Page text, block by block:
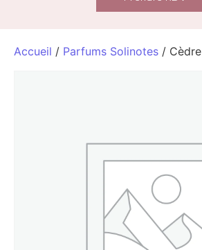
Accueil / Parfums Solinotes / Cèdre